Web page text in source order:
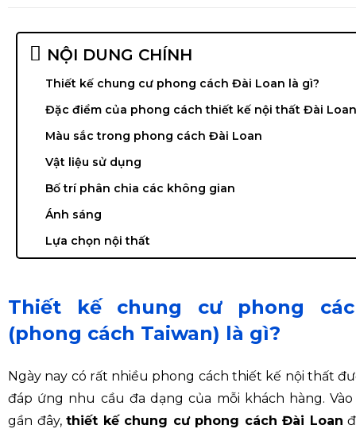
NỘI DUNG CHÍNH
Thiết kế chung cư phong cách Đài Loan là gì?
Đặc điểm của phong cách thiết kế nội thất Đài Loan
Màu sắc trong phong cách Đài Loan
Vật liệu sử dụng
Bố trí phân chia các không gian
Ánh sáng
Lựa chọn nội thất
Thiết kế chung cư phong
(phong cách Taiwan) là gì?
Ngày nay có rất nhiều phong cách thiết kế nội thất
đáp ứng nhu cầu đa dạng của mỗi khách hàng.
gần đây,thiết kế chung cư phong cách Đài Loan